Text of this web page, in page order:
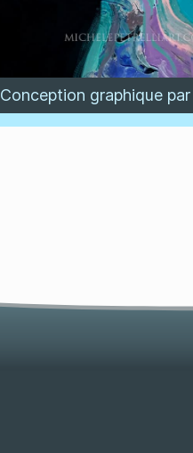
Conception graphique par